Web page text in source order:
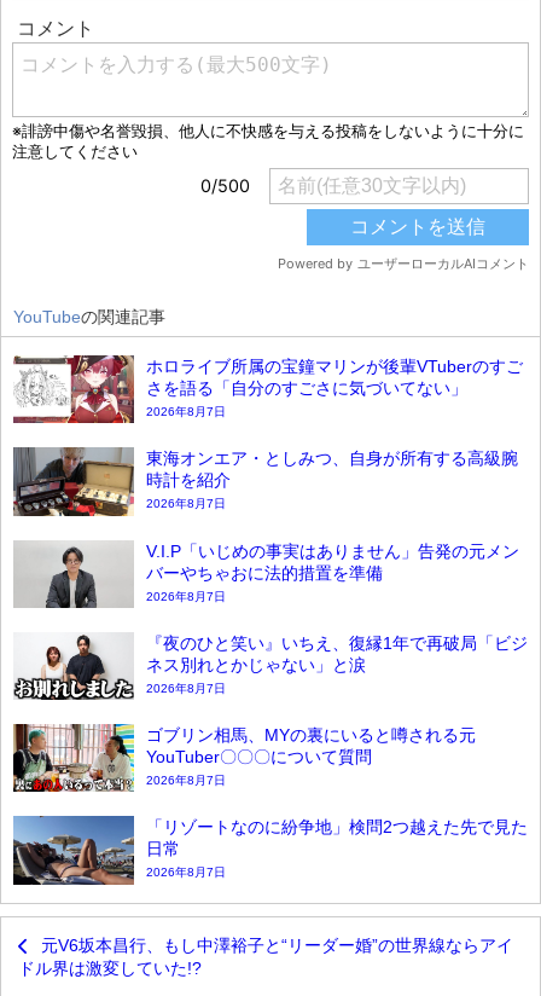
YouTubeの関連記事
ホロライブ所属の宝鐘マリンが後輩VTuberのすご
さを語る「自分のすごさに気づいてない」
2026年8月7日
東海オンエア・としみつ、自身が所有する高級腕
時計を紹介
2026年8月7日
V.I.P「いじめの事実はありません」告発の元メン
バーやちゃおに法的措置を準備
2026年8月7日
『夜のひと笑い』いちえ、復縁1年で再破局「ビジ
ネス別れとかじゃない」と涙
2026年8月7日
ゴブリン相馬、MYの裏にいると噂される元
YouTuber〇〇〇について質問
2026年8月7日
「リゾートなのに紛争地」検問2つ越えた先で見た
日常
2026年8月7日
元V6坂本昌行、もし中澤裕子と“リーダー婚”の世界線ならアイ
ドル界は激変していた!?